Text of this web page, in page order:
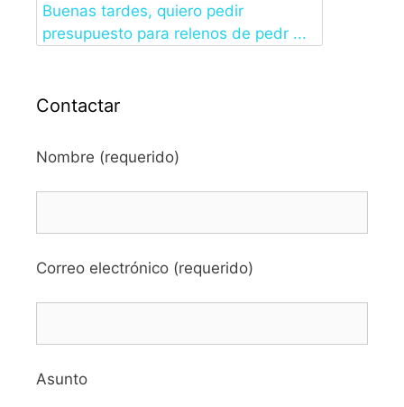
Buenas tardes, quiero pedir
presupuesto para relenos de pedr ...
Contactar
Nombre (requerido)
Correo electrónico (requerido)
Asunto